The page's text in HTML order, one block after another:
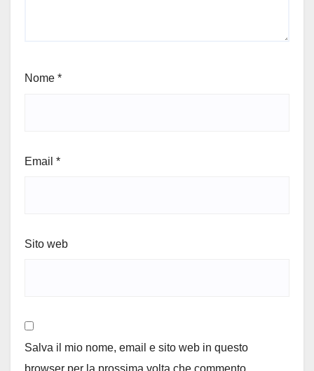
Nome *
Email *
Sito web
Salva il mio nome, email e sito web in questo
browser per la prossima volta che commento.